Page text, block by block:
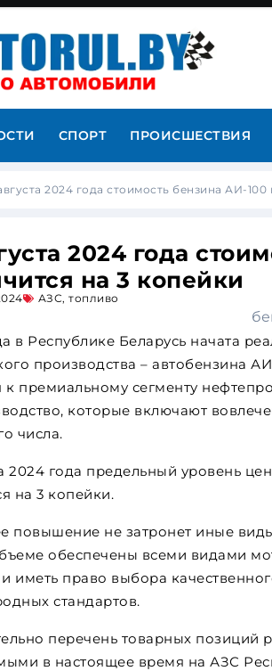
СПОРТ ПРОИСШЕСТВИЯ
2024 года стоимость бензина АИ-
2024 года
на 3 копейки
АЗС, топливо
в Республике Беларусь начата
производства – автобензина
к премиальному сегменту
которые включают
числа.
2024 года предельный уровень
на 3 копейки.
повышение не затронет иные
обеспечены всеми видами
и иметь право выбора
стандартов.
перечень товарных позиций
в настоящее время на АЗС